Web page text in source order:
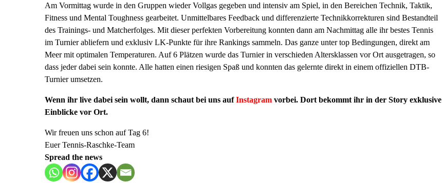
Am Vormittag wurde in den Gruppen wieder Vollgas gegeben und intensiv am Spiel, in den Bereichen Technik, Taktik,
Fitness und Mental Toughness gearbeitet. Unmittelbares Feedback und differenzierte Technikkorrekturen sind Bestandteil
des Trainings- und Matcherfolges. Mit dieser perfekten Vorbereitung konnten dann am Nachmittag alle ihr bestes Tennis
im Turnier abliefern und exklusiv LK-Punkte für ihre Rankings sammeln. Das ganze unter top Bedingungen, direkt am
Meer mit optimalen Temperaturen. Auf 6 Plätzen wurde das Turnier in verschieden Altersklassen vor Ort ausgetragen, so
dass jeder dabei sein konnte. Alle hatten einen riesigen Spaß und konnten das gelernte direkt in einem offiziellen DTB-
Turnier umsetzen.
Wenn ihr live dabei sein wollt, dann schaut bei uns aufInstagram vorbei. Dort bekommt ihr in der Story exklusive
Einblicke vor Ort.
Wir freuen uns schon auf Tag 6!
Euer Tennis-Raschke-Team
Spread the news